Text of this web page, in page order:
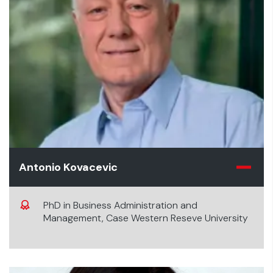
Antonio Kovacevic
PhD in Business Administration and
Management, Case Western Reseve University